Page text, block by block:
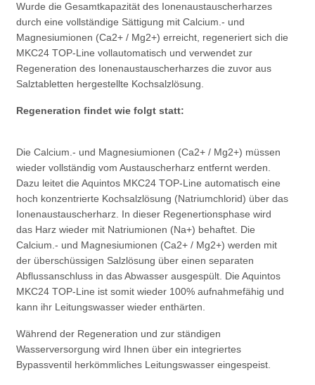
Wurde die Gesamtkapazität des Ionenaustauscherharzes
durch eine vollständige Sättigung mit Calcium.- und
Magnesiumionen (Ca2+ / Mg2+) erreicht, regeneriert sich die
MKC24 TOP-Line vollautomatisch und verwendet zur
Regeneration des Ionenaustauscherharzes die zuvor aus
Salztabletten hergestellte Kochsalzlösung.
Regeneration findet wie folgt statt:
Die Calcium.- und Magnesiumionen (Ca2+ / Mg2+) müssen
wieder vollständig vom Austauscherharz entfernt werden.
Dazu leitet die Aquintos MKC24 TOP-Line automatisch eine
hoch konzentrierte Kochsalzlösung (Natriumchlorid) über das
Ionenaustauscherharz. In dieser Regenertionsphase wird
das Harz wieder mit Natriumionen (Na+) behaftet. Die
Calcium.- und Magnesiumionen (Ca2+ / Mg2+) werden mit
der überschüssigen Salzlösung über einen separaten
Abflussanschluss in das Abwasser ausgespült. Die Aquintos
MKC24 TOP-Line ist somit wieder 100% aufnahmefähig und
kann ihr Leitungswasser wieder enthärten.
Während der Regeneration und zur ständigen
Wasserversorgung wird Ihnen über ein integriertes
Bypassventil herkömmliches Leitungswasser eingespeist.